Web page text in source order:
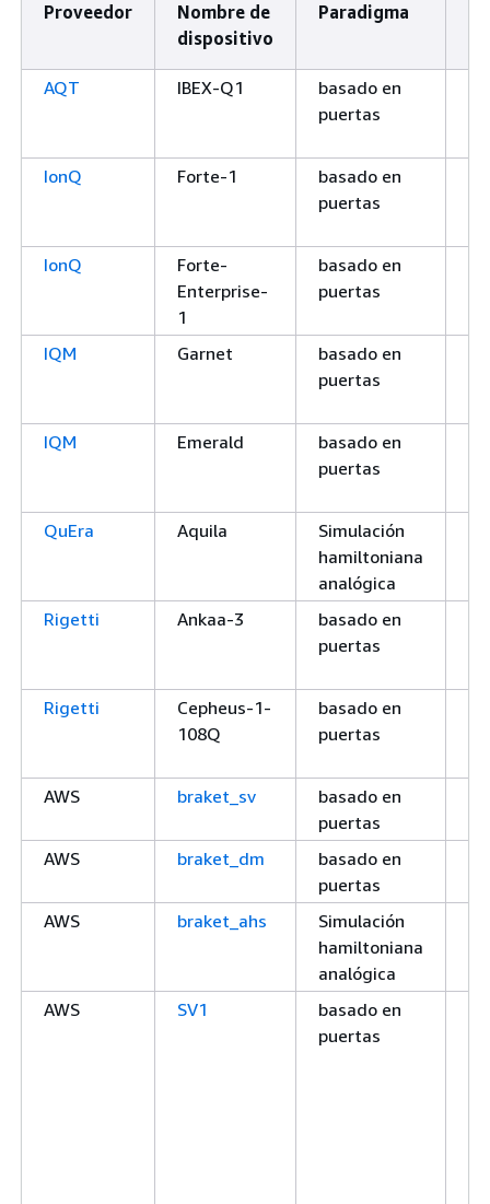
Proveedor
Nombre de
dispositivo
Paradigma
AQT IBEX-Q1
basado en
puertas
IonQ Forte-1
basado en
puertas
IonQ
Forte-
Enterprise-
1
basado en
puertas
IQM Garnet
basado en
puertas
IQM Emerald
basado en
puertas
QuEra Aquila
Simulación
hamiltoniana
analógica
Rigetti Ankaa-3
basado en
puertas
Rigetti
Cepheus-1-
108Q
basado en
puertas
AWS braket_sv
basado en
puertas
AWS
braket_dm
basado en
puertas
AWS
braket_ahs
Simulación
hamiltoniana
analógica
AWS SV1
basado en
puertas